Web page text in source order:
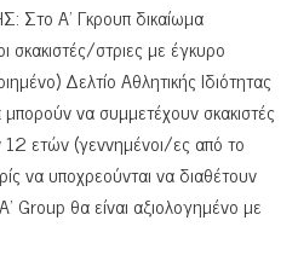
Α’ Γκρουπ δικαίωμα
σκακιστές/στριες με έγκυρο
Δελτίο Αθλητικής Ιδιότητας
να συμμετέχουν σκακιστές
12 ετών (γεννημένοι/ες από το
να υποχρεούνται να διαθέτουν
Group θα είναι αξιολογημένο με